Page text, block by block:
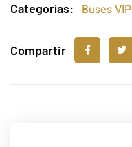
Categorías: Buses
Compartir